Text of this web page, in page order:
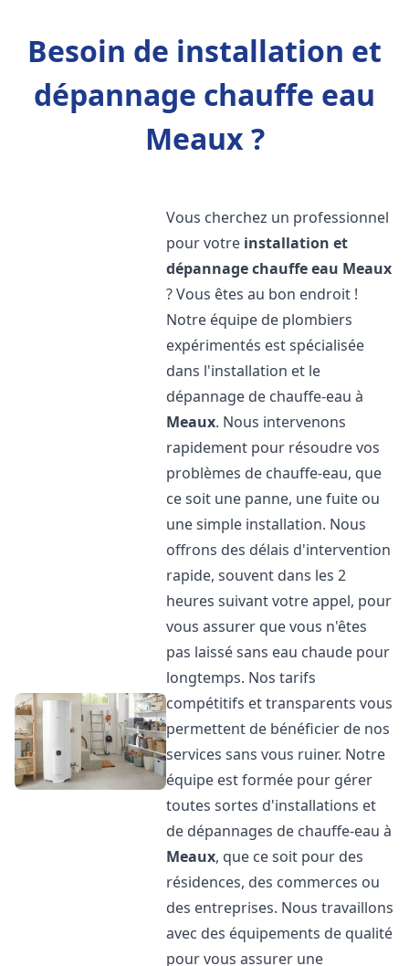
Besoin de installation et
dépannage chauffe eau
Meaux ?
Vous cherchez un professionnel
pour votre installation et
dépannage chauffe eau Meaux
? Vous êtes au bon endroit !
Notre équipe de plombiers
expérimentés est spécialisée
dans l'installation et le
dépannage de chauffe-eau à
Meaux. Nous intervenons
rapidement pour résoudre vos
problèmes de chauffe-eau, que
ce soit une panne, une fuite ou
une simple installation. Nous
offrons des délais d'intervention
rapide, souvent dans les 2
heures suivant votre appel, pour
vous assurer que vous n'êtes
pas laissé sans eau chaude pour
longtemps. Nos tarifs
compétitifs et transparents vous
permettent de bénéficier de nos
services sans vous ruiner. Notre
équipe est formée pour gérer
toutes sortes d'installations et
de dépannages de chauffe-eau à
Meaux, que ce soit pour des
résidences, des commerces ou
des entreprises. Nous travaillons
avec des équipements de qualité
pour vous assurer une